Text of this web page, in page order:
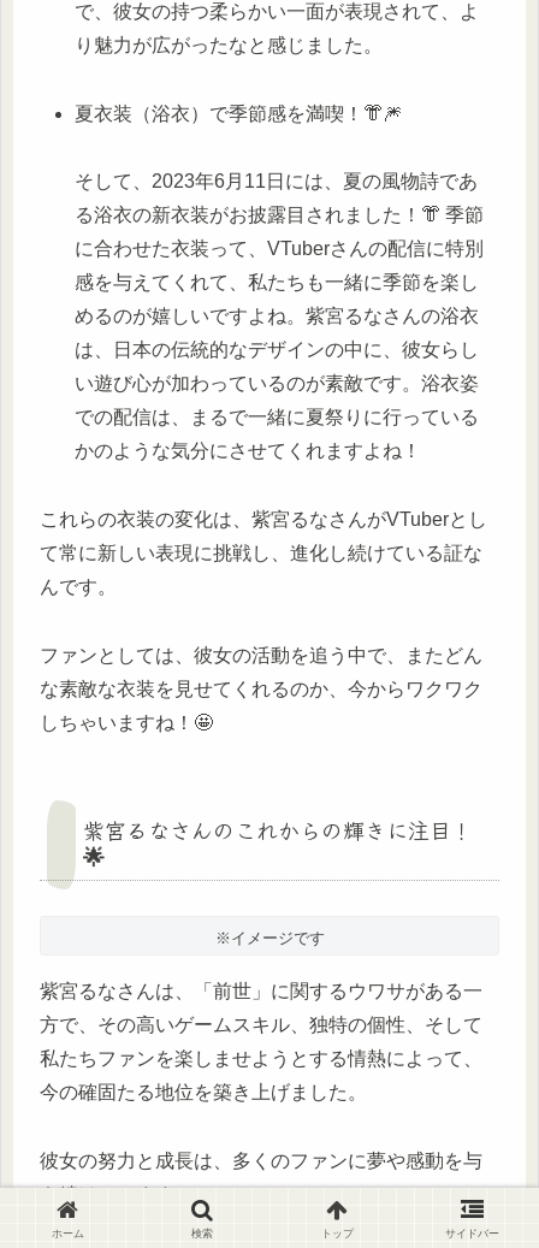
で、彼女の持つ柔らかい一面が表現されて、よ
り魅力が広がったなと感じました。
夏衣装（浴衣）で季節感を満喫！👘🎆
そして、2023年6月11日には、夏の風物詩であ
る浴衣の新衣装がお披露目されました！👘 季節
に合わせた衣装って、VTuberさんの配信に特別
感を与えてくれて、私たちも一緒に季節を楽し
めるのが嬉しいですよね。紫宮るなさんの浴衣
は、日本の伝統的なデザインの中に、彼女らし
い遊び心が加わっているのが素敵です。浴衣姿
での配信は、まるで一緒に夏祭りに行っている
かのような気分にさせてくれますよね！
これらの衣装の変化は、紫宮るなさんがVTuberとし
て常に新しい表現に挑戦し、進化し続けている証な
んです。
ファンとしては、彼女の活動を追う中で、またどん
な素敵な衣装を見せてくれるのか、今からワクワク
しちゃいますね！🤩
紫宮るなさんのこれからの輝きに注目！
🌟
※イメージです
紫宮るなさんは、「前世」に関するウワサがある一
方で、その高いゲームスキル、独特の個性、そして
私たちファンを楽しませようとする情熱によって、
今の確固たる地位を築き上げました。
彼女の努力と成長は、多くのファンに夢や感動を与
え続けています。
ホーム 検索 トップ サイドバー